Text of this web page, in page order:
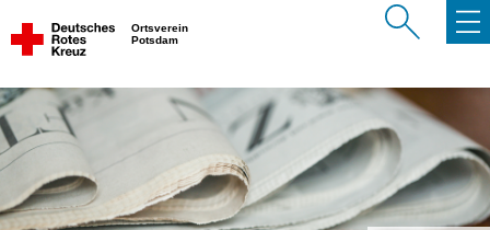
Ortsverein
Potsdam